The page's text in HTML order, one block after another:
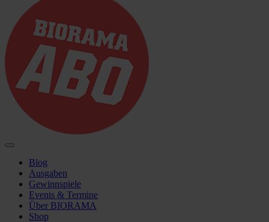
Blog
Ausgaben
Gewinnspiele
Events & Termine
Über BIORAMA
Shop